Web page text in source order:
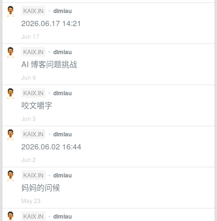
KAIX.IN
• dimlau
2026.06.17 14:21
Jun 17
KAIX.IN
• dimlau
AI 博客问题挑战
Jun 9
KAIX.IN
• dimlau
咬文嚼字
Jun 3
KAIX.IN
• dimlau
2026.06.02 16:44
Jun 2
KAIX.IN
• dimlau
妈妈的问候
May 23
KAIX.IN
• dimlau